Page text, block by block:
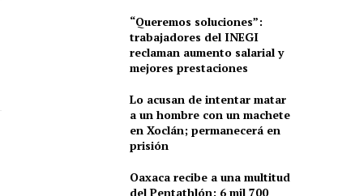
“Queremos soluciones”:
trabajadores del INEGI
reclaman aumento salarial y
mejores prestaciones
Lo acusan de intentar matar
a un hombre con un machete
en Xoclán; permanecerá en
prisión
Oaxaca recibe a una multitud
del Pentathlón: 6 mil 700